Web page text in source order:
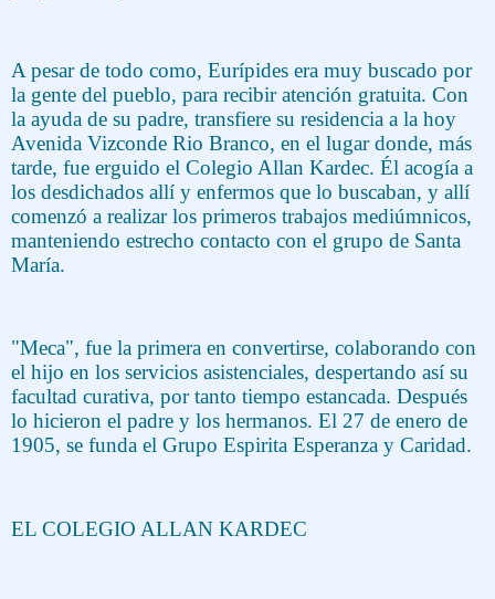
A pesar de todo como, Eurípides era muy buscado por
la gente del pueblo, para recibir atención gratuita. Con
la ayuda de su padre, transfiere su residencia a la hoy
Avenida Vizconde Rio Branco, en el lugar donde, más
tarde, fue erguido el Colegio Allan Kardec. Él acogía a
los desdichados allí y enfermos que lo buscaban, y allí
comenzó a realizar los primeros trabajos mediúmnicos,
manteniendo estrecho contacto con el grupo de Santa
María.
"Meca", fue la primera en convertirse, colaborando con
el hijo en los servicios asistenciales, despertando así su
facultad curativa, por tanto tiempo estancada. Después
lo hicieron el padre y los hermanos. El 27 de enero de
1905, se funda el Grupo Espirita Esperanza y Caridad.
EL COLEGIO ALLAN KARDEC